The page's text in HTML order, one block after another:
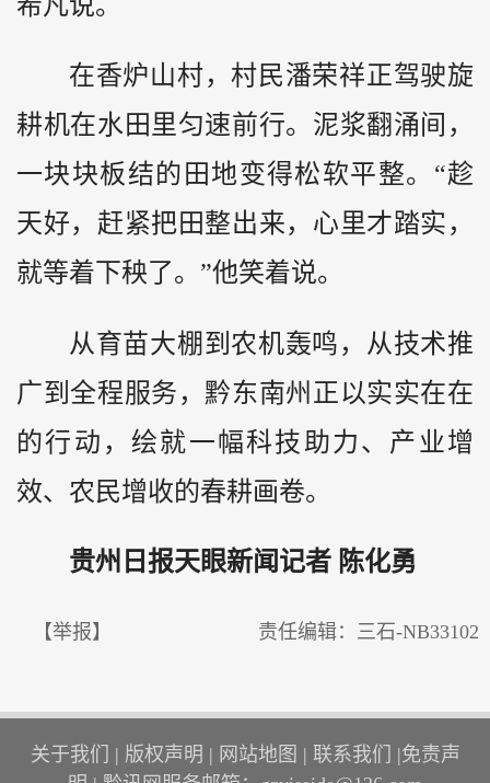
在香炉山村，村民潘荣祥正驾驶旋
耕机在水田里匀速前行。泥浆翻涌间，
一块块板结的田地变得松软平整。“趁
天好，赶紧把田整出来，心里才踏实，
就等着下秧了。”他笑着说。
从育苗大棚到农机轰鸣，从技术推
广到全程服务，黔东南州正以实实在在
的行动，绘就一幅科技助力、产业增
效、农民增收的春耕画卷。
贵州 日报天眼新闻记者 陈化勇
【举报】 责任编辑：三石-NB33102
关于我们 | 版权声明 | 网站地图 | 联系我们 |免责声